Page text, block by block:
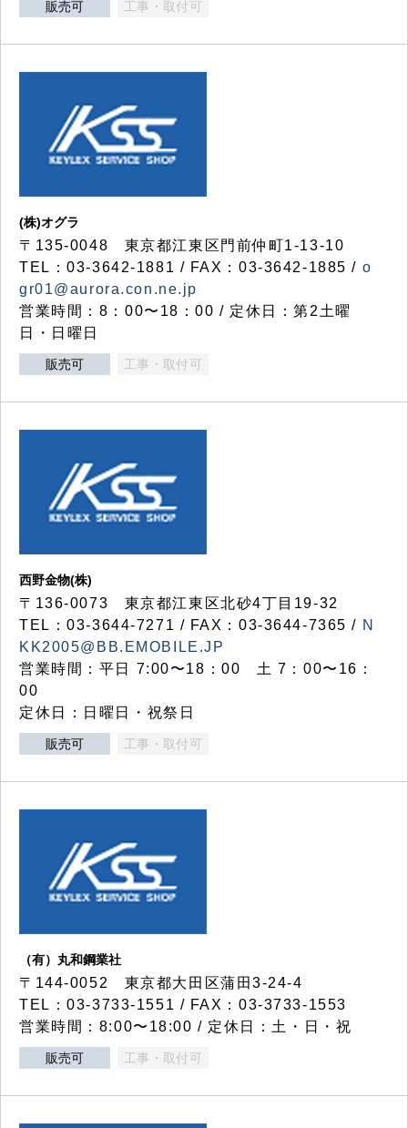
販売可 工事・取付可
(株)オグラ
〒135-0048 東京都江東区門前仲町1-13-10
TEL：03-3642-1881 / FAX：03-3642-1885 / o
gr01@aurora.con.ne.jp
営業時間：8：00〜18：00 / 定休日：第2土曜
日・日曜日
販売可 工事・取付可
西野金物(株)
〒136-0073 東京都江東区北砂4丁目19-32
TEL：03‐3644‐7271 / FAX：03-3644-7365 / N
KK2005@BB.EMOBILE.JP
営業時間：平日 7:00〜18：00 土 7：00〜16：
00
定休日：日曜日・祝祭日
販売可 工事・取付可
（有）丸和鋼業社
〒144-0052 東京都大田区蒲田3-24-4
TEL：03-3733-1551 / FAX：03-3733-1553
営業時間：8:00〜18:00 / 定休日：土・日・祝
販売可 工事・取付可